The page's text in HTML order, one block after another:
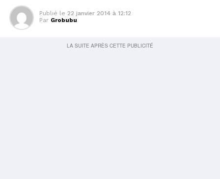
Publié le 22 janvier 2014 à 12:12
Par Grobubu